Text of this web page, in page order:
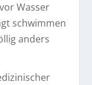
Wasser
schwimmen
anders